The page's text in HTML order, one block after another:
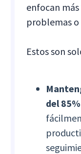
enfocan
problemas o
Estos son
del 85%